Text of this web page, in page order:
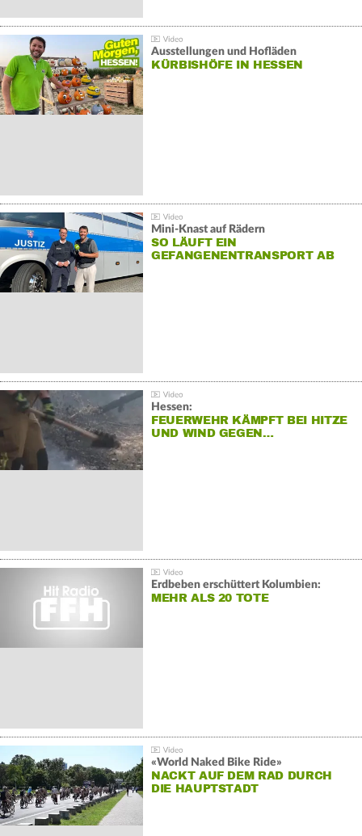
Ausstellungen und Hofläden
KÜRBISHÖFE IN HESSEN
Mini-Knast auf Rädern
SO LÄUFT EIN
GEFANGENENTRANSPORT AB
Hessen:
FEUERWEHR KÄMPFT BEI HITZE
UND WIND GEGEN…
Erdbeben erschüttert Kolumbien:
MEHR ALS 20 TOTE
«World Naked Bike Ride»
NACKT AUF DEM RAD DURCH
DIE HAUPTSTADT